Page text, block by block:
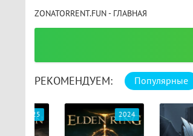
ZONATORRENT.FUN - ГЛАВНАЯ
РЕКОМЕНДУЕМ: Популярные
2024